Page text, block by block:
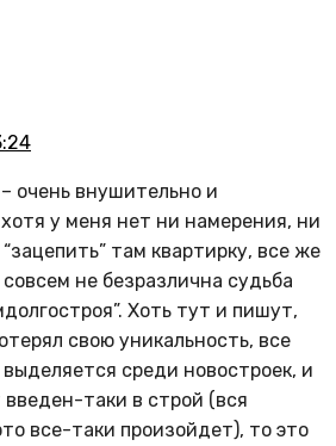
очень внушительно и
у меня нет ни намерения, ни
там квартирку, все же
не безразлична судьба
Хоть тут и пишут,
свою уникальность, все
выделяется среди новостроек, и
введен-таки в строй (вся
все-таки произойдет), то это